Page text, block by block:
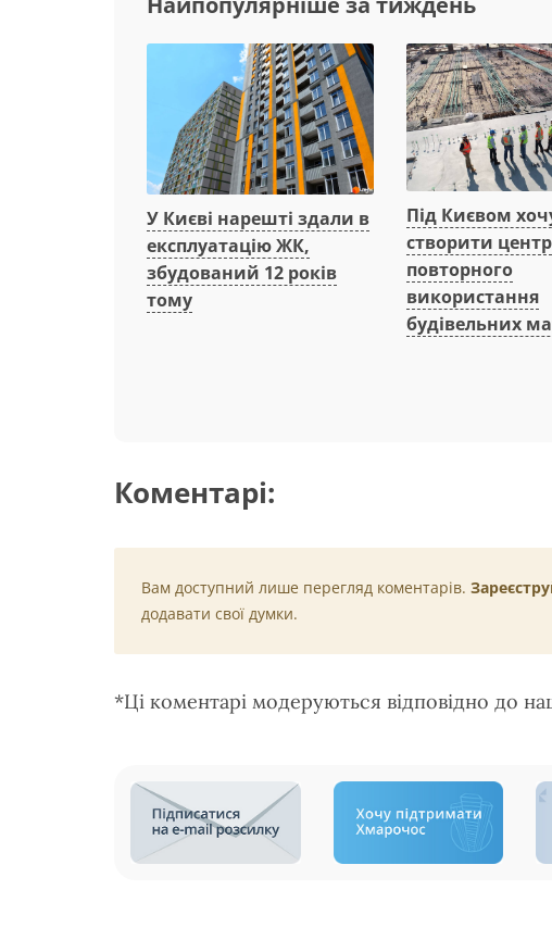
У Києві нарешті здали в
експлуатацію ЖК,
збудований 12 років
тому
Під Києвом
створити центр
повторного
використання
будівельних
Коментарі:
Вам доступний лише перегляд коментарів.
додавати свої думки.
*Ці коментарі модеруються відповідно до